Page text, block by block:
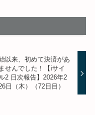
以来、初めて決済があ
せんでした！【iサイ
2 日次報告】2026年2
日（木）（72日目）